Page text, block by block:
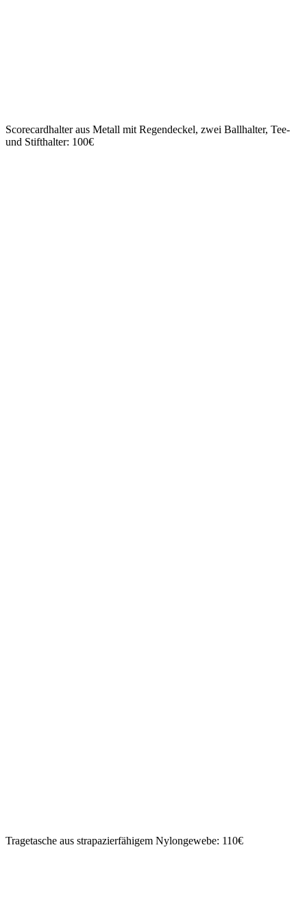
Scorecardhalter aus Metall mit Regendeckel, zwei Ballhalter, Tee-
und Stifthalter: 100€
Tragetasche aus strapazierfähigem Nylongewebe: 110€